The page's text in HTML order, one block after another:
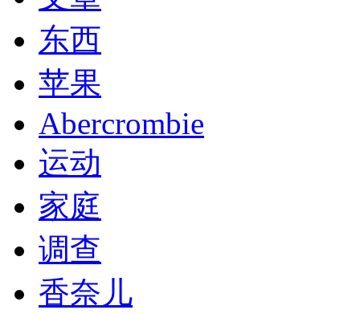
东西
苹果
Abercrombie
运动
家庭
调查
香奈儿